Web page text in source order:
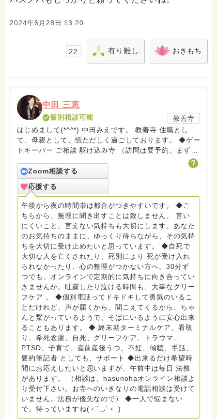
2024年6月28日 13:20
22 有り難し おきもち
中田 三恵
個別相談可能
教善寺
はじめまして(*^^*) 中田みえです。 教善寺 住職とし
て、母親として、慌ただしく過ごしております。 ◆ゲー
トキーパー ご相談 駆け込み寺 （訪問は要予約。まずは
ターミナルケア、看取り、グリーフケア、希死念慮、自
死、産前産後うつ、育児、DV、デートDV、トラウマ、
PTSD、傾聴トレーナー、手話、要約筆記、行政相談
員、女性支援員、小学校 中学校支援員としても、ケア
サポートをしています。 ◆一般社団法人『グリーフケア
ともしび』理事長 【ともしび遺族会】運営 毎月 第１
金・昼夜2回開催（大阪駅前第3ビル） 14：00〜，18：
00〜 お問い合わせ申込⬇️こちらから
griefcare.tomoshibi@icloud.com ＊この活動は皆さま
のご支援により支えられております。ご協力をよろしく
お願いします。 ゆうちょ銀行 口座番号 普通408-
6452769 一般社団法人グリーフケアともしび ◆『ビハ
ーラサロン おしゃべりカフェひだまり』 ビハーラ和歌
山代表 居場所運営 問い合わせ申込⬇️こちらから
griefcare.tomoshibi@icloud.com ◆GEはしもとサピュ
イエ 所属 （Gender Equity 誰もが自分らしく生きるこ
とができる社会をめざして）DV・女性支援 ◆認定NPO
京都自死自殺相談センターSotto 元グリーフサポート委
員長（2018〜2024） ◆保育士.幼稚園教諭.小学校教諭.
レクリエーションインストラクター.中学校DV授業 10年
間 保育 教育の現場で 総主任として勤めた経験も生かし
つつ、お話できることがあれば 幸いです。 いつも あな
たとともに。南無阿弥陀仏 ここでは、宗旨を問いませ
ん。 まずは、ひとりで抱え込まないで。 来寺お問い合
わせは⬇️こちらから miehimeyo@gmail.com ※時間を割
Zoom相談する
応援する
午後から夜の時間帯は都合がつきやすいです。 ◆こ
ちらから、無理に聞き出すことは致しません。 言い
にくいこと、言えない気持ちも大切にします。あなた
のお気持ちのままに、ゆっくり待ちながら、その気持
ちを大切に受け止めたいと思っています。 ◆自死で
大切な人を亡くされたり、死別により 死が受け入れ
られなかったり、心の整理がつかない方へ。30分ず
つでも、オンラインで定期的に気持ちに向き合ってい
きませんか。吐露したり泣ける時間も、大事なグリー
フケア 。 ◆個別電話ってドキドキして勇気のいるこ
とだけれど、声が届くから、聞こえてくるから、ちゃ
んと繋がっているようで、そばにいるように安心出来
ることもあります。 ◆ 終末期ターミナルケア、看取
り、希死念慮、自死、グリーフケア、トラウマ、
PTSD、子育て、産前産後うつ、不妊、傾聴、手話、
要約筆記者 としても、サポート ◆出来るだけ希望時
間にお応えしたいと思いますが、午前中は毎日 法務
があります。 （相談は、hasunohaオンライン相談よ
り受付下さい。お寺へのいきなりの電話相談は受けて
いません。法務が優先なので） ◆一人で悩まない
で。待っていますね(﹡´◡`﹡ )